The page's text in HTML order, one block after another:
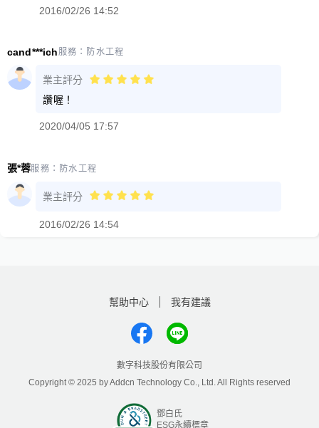
2016/02/26 14:52
cand***ich服務： 防水工程
業主評分
讚喔！
2020/04/05 17:57
張*蓉服務： 防水工程
業主評分
2016/02/26 14:54
幫助中心 我有建議
數字科技股份有限公司
Copyright © 2025 by Addcn Technology Co., Ltd. All Rights reserved
鄧白氏
ESG永續標章